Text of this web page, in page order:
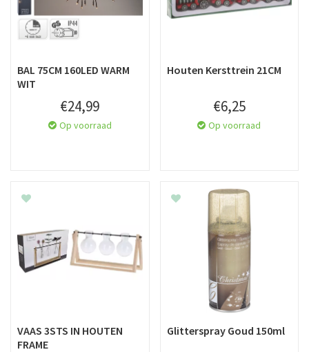
BAL 75CM 160LED WARM
WIT
€24,99
Op voorraad
Houten Kersttrein 21CM
€6,25
Op voorraad
VAAS 3STS IN HOUTEN
FRAME
Glitterspray Goud 150ml